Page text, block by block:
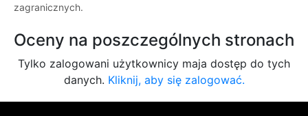
zagranicznych.
Oceny na poszczególnych stronach
Tylko zalogowani użytkownicy maja dostęp do tych
danych. Kliknij, aby się zalogować.